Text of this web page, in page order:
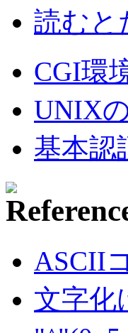
読むと
CGI環
UNIX
基本認
ASCII
文字化